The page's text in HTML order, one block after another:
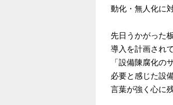
動化・無人化に
先日うかがった
導入を計画され
「設備陳腐化の
必要と感じた設
言葉が強く心に